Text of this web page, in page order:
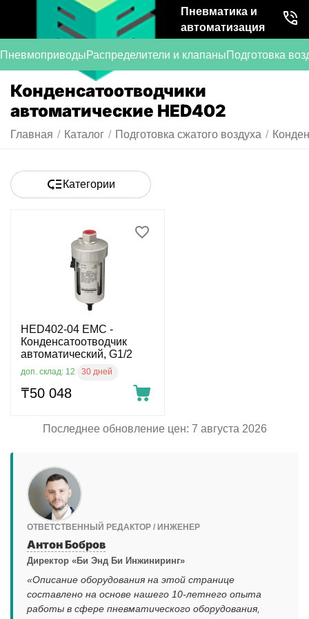
Пневматика и
автоматизация
ПневмоприводыРаспределители и клапаныПодготовка
Конденсатоотводчики
автоматические HED402
Главная / Каталог / Подготовка сжатого воздуха /
Категории
HED402-04 EMC -
Конденсатоотводчик
автоматический, G1/2
доп. склад: 12 30 дней
₸50 048
Последнее обновление цен: 7 августа 2026
ОТВЕТСТВЕННЫЙ РЕДАКТОР / ИНЖЕНЕР
Антон Бобров
Директор «Би Энд Би Инжиниринг»
«Описание оборудования на этой странице
составлено на основе нашего 10-летнего опыта
работы в сфере пневматического оборудования,